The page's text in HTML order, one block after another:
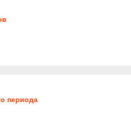
периода